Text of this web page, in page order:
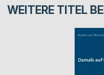
WEITERE TITEL BEI